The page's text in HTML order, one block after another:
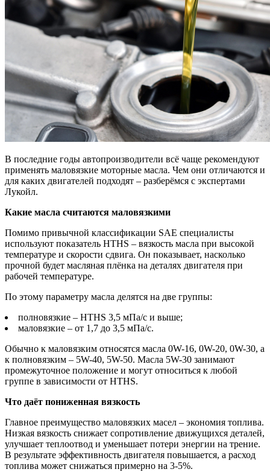
В последние годы автопроизводители всё чаще рекомендуют
применять маловязкие моторные масла. Чем они отличаются и
для каких двигателей подходят – разберёмся с экспертами
Лукойл.
Какие масла считаются маловязкими
Помимо привычной классификации SAE специалисты
используют показатель HTHS – вязкость масла при высокой
температуре и скорости сдвига. Он показывает, насколько
прочной будет масляная плёнка на деталях двигателя при
рабочей температуре.
По этому параметру масла делятся на две группы:
полновязкие – HTHS 3,5 мПа/с и выше;
маловязкие – от 1,7 до 3,5 мПа/с.
Обычно к маловязким относятся масла 0W-16, 0W-20, 0W-30, а
к полновязким – 5W-40, 5W-50. Масла 5W-30 занимают
промежуточное положение и могут относиться к любой
группе в зависимости от HTHS.
Что даёт пониженная вязкость
Главное преимущество маловязких масел – экономия топлива.
Низкая вязкость снижает сопротивление движущихся деталей,
улучшает теплоотвод и уменьшает потери энергии на трение.
В результате эффективность двигателя повышается, а расход
топлива может снижаться примерно на 3-5%.